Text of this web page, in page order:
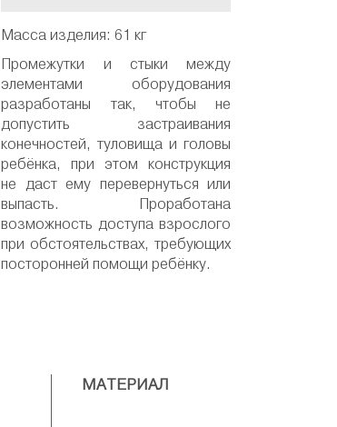
Масса изделия: 61 кг
Промежутки и стыки между
элементами оборудования
разработаны так, чтобы не
допустить застраивания
конечностей, туловища и головы
ребёнка, при этом конструкция
не даст ему перевернуться или
выпасть. Проработана
возможность доступа взрослого
при обстоятельствах, требующих
посторонней помощи ребёнку.
МАТЕРИАЛ